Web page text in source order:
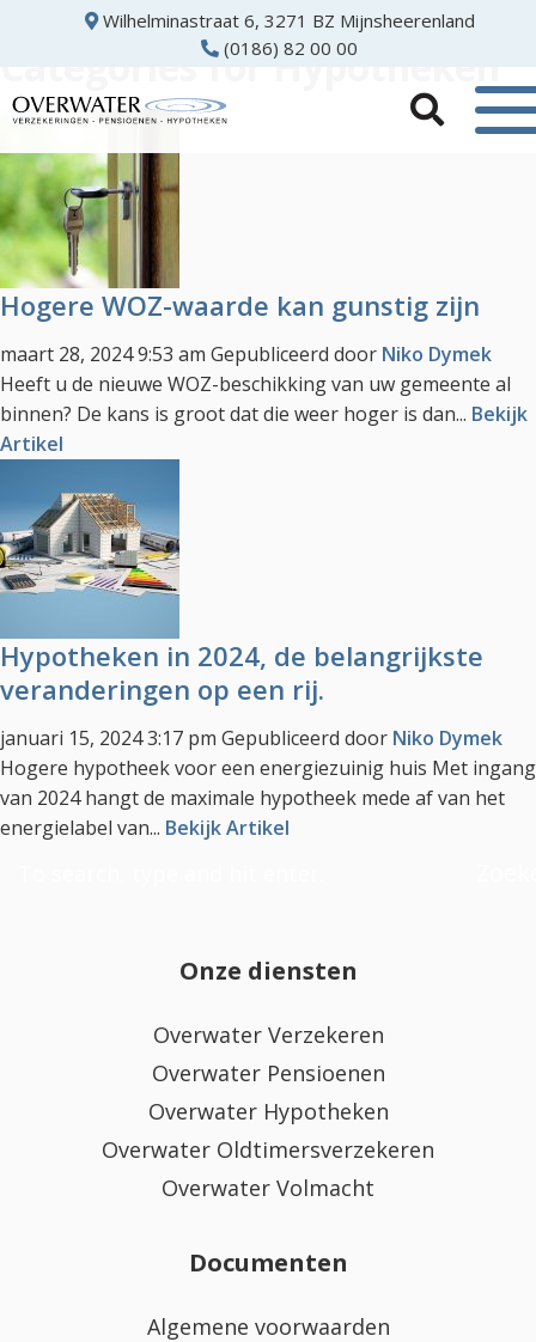
Wilhelminastraat 6, 3271 BZ Mijnsheerenland
(0186) 82 00 00
Categories for Hypotheken
Hogere WOZ-waarde kan gunstig zijn
maart 28, 2024 9:53 am Gepubliceerd door Niko Dymek
Heeft u de nieuwe WOZ-beschikking van uw gemeente al
binnen? De kans is groot dat die weer hoger is dan... Bekijk
Artikel
Hypotheken in 2024, de belangrijkste
veranderingen op een rij.
januari 15, 2024 3:17 pm Gepubliceerd door Niko Dymek
Hogere hypotheek voor een energiezuinig huis Met ingang
van 2024 hangt de maximale hypotheek mede af van het
energielabel van... Bekijk Artikel
Onze diensten
Overwater Verzekeren
Overwater Pensioenen
Overwater Hypotheken
Overwater Oldtimersverzekeren
Overwater Volmacht
Documenten
Algemene voorwaarden